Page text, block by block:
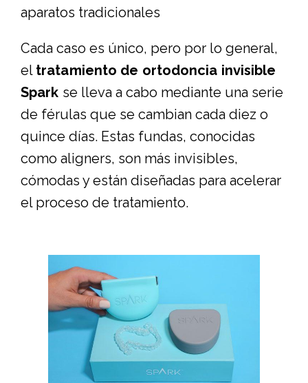
aparatos tradicionales
Cada caso es único, pero por lo general,
el tratamiento de ortodoncia invisible
Spark se lleva a cabo mediante una serie
de férulas que se cambian cada diez o
quince días. Estas fundas, conocidas
como aligners, son más invisibles,
cómodas y están diseñadas para acelerar
el proceso de tratamiento.